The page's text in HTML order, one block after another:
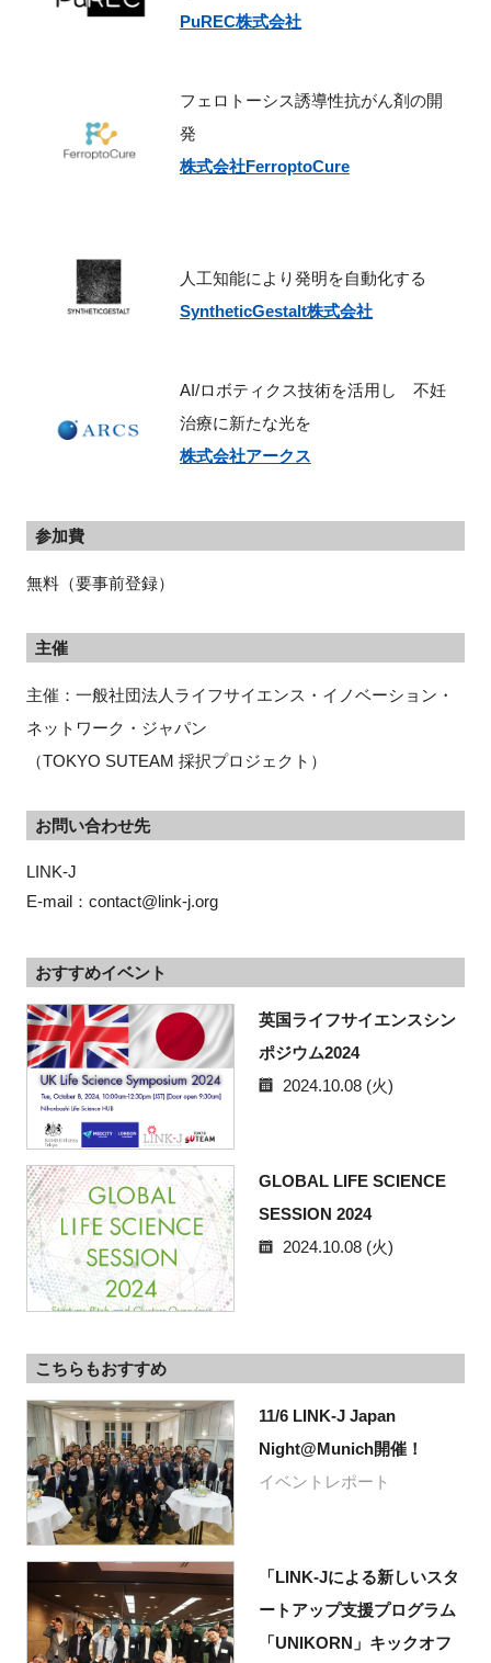
PuREC株式会社
フェロトーシス誘導性抗がん剤の開
発
株式会社FerroptoCure
人工知能により発明を自動化する
SyntheticGestalt株式会社
AI/ロボティクス技術を活用し 不妊
治療に新たな光を
株式会社アークス
参加費
無料（要事前登録）
主催
主催：一般社団法人ライフサイエンス・イノベーション・
ネットワーク・ジャパン
（TOKYO SUTEAM 採択プロジェクト）
お問い合わせ先
LINK-J
E-mail：contact@link-j.org
おすすめイベント
英国ライフサイエンスシン
ポジウム2024
2024.10.08 (火)
GLOBAL LIFE SCIENCE
SESSION 2024
2024.10.08 (火)
こちらもおすすめ
11/6 LINK-J Japan
Night@Munich開催！
イベントレポート
「LINK-Jによる新しいスタ
ートアップ支援プログラム
「UNIKORN」キックオフ